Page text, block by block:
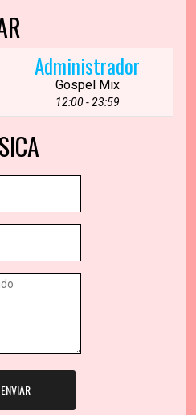
Administrador
Gospel Mix
12:00 - 23:59
ENVIAR